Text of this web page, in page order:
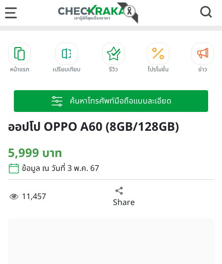
หน้าแรก เปรียบเทียบ รีวิว โปรโมชั่น ข่าว
ค้นหาโทรศัพท์มือถือแบบละเอียด
ออปโป OPPO A60 (8GB/128GB)
5,999 บาท
ข้อมูล ณ วันที่ 3 พ.ค. 67
11,457 Share